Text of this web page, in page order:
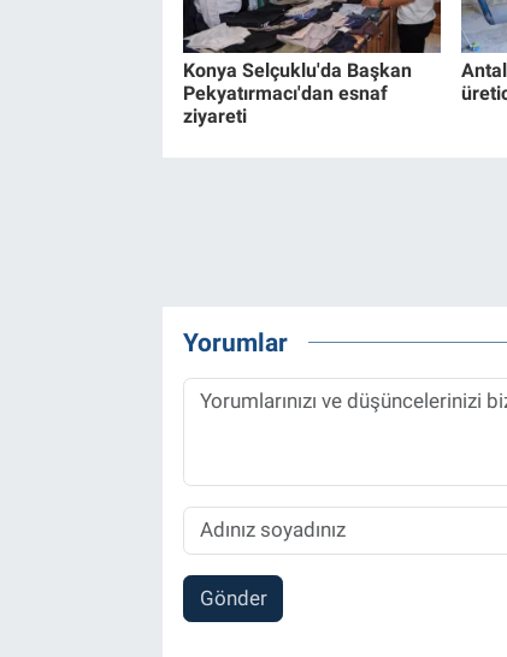
Konya Selçuklu'da Başkan
Pekyatırmacı'dan esnaf
ziyareti
Yorumlar
Gönder